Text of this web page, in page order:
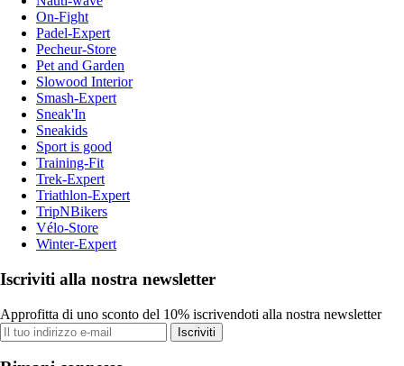
On-Fight
Padel-Expert
Pecheur-Store
Pet and Garden
Slowood Interior
Smash-Expert
Sneak'In
Sneakids
Sport is good
Training-Fit
Trek-Expert
Triathlon-Expert
TripNBikers
Vélo-Store
Winter-Expert
Iscriviti alla nostra newsletter
Approfitta di uno sconto del 10% iscrivendoti alla nostra newsletter
Iscriviti